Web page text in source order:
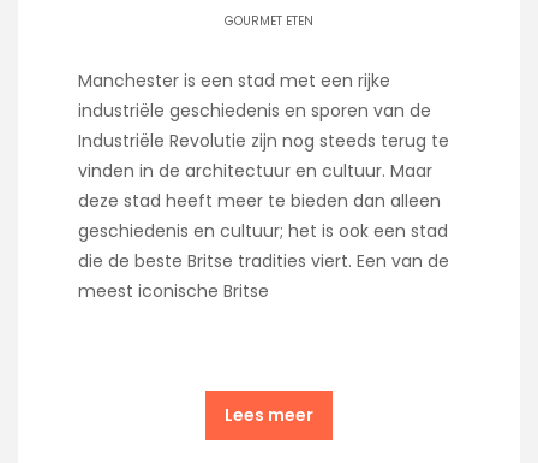
GOURMET ETEN
Manchester is een stad met een rijke
industriële geschiedenis en sporen van de
Industriële Revolutie zijn nog steeds terug te
vinden in de architectuur en cultuur. Maar
deze stad heeft meer te bieden dan alleen
geschiedenis en cultuur; het is ook een stad
die de beste Britse tradities viert. Een van de
meest iconische Britse
Lees meer